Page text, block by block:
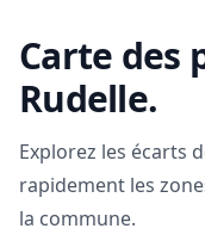
Carte des
Rudelle.
Explorez les écarts
rapidement les
la commune.